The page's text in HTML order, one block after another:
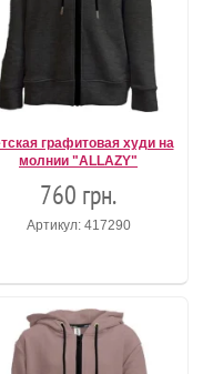
графитовая худи на
молнии "ALLAZY"
760 грн.
Артикул: 417290